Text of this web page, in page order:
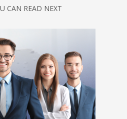
CAN READ NEXT